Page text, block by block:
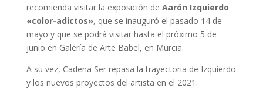
recomienda visitar la exposición de Aarón Izquierdo
«color-adictos», que se inauguró el pasado 14 de
mayo y que se podrá visitar hasta el próximo 5 de
junio en Galería de Arte Babel, en Murcia.
A su vez, Cadena Ser repasa la trayectoria de Izquierdo
y los nuevos proyectos del artista en el 2021.